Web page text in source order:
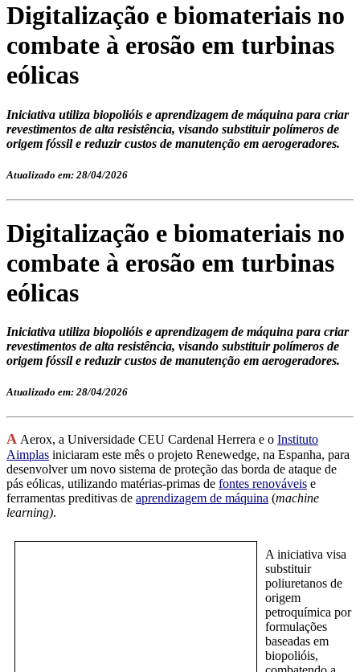
Digitalização e biomateriais no
combate à erosão em turbinas
eólicas
Iniciativa utiliza biopolióis e aprendizagem de máquina para criar
revestimentos de alta resistência, visando substituir polímeros de
origem fóssil e reduzir custos de manutenção em aerogeradores.
Atualizado em: 28/04/2026
Digitalização e biomateriais no
combate à erosão em turbinas
eólicas
Iniciativa utiliza biopolióis e aprendizagem de máquina para criar
revestimentos de alta resistência, visando substituir polímeros de
origem fóssil e reduzir custos de manutenção em aerogeradores.
Atualizado em: 28/04/2026
A Aerox, a Universidade CEU Cardenal Herrera e o Instituto
Aimplas iniciaram este mês o projeto Renewedge, na Espanha, para
desenvolver um novo sistema de proteção das borda de ataque de
pás eólicas, utilizando matérias-primas de fontes renováveis e
ferramentas preditivas de aprendizagem de máquina (machine
learning).
A iniciativa visa
substituir
poliuretanos de
origem
petroquímica por
formulações
baseadas em
biopolióis,